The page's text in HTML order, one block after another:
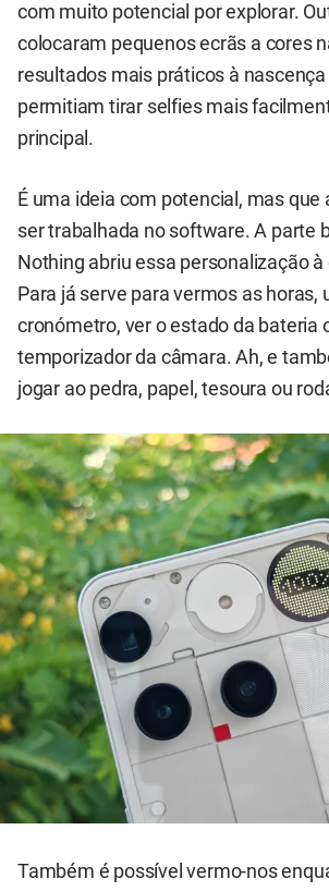
com muito potencial por explorar.
colocaram pequenos ecrãs a cores
resultados mais práticos à
permitiam tirar selfies mais
principal.
É uma ideia com potencial, mas que
ser trabalhada no software. A parte
Nothing abriu essa personalização
Para já serve para vermos as horas,
cronómetro, ver o estado da bateria
temporizador da câmara. Ah, e
jogar ao pedra, papel, tesoura ou
Também é possível vermo-nos